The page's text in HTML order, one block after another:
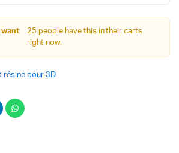
د.ت 99,000.
د.ت 89,000.
25 people have this in their carts
right now.
résine pour 3D